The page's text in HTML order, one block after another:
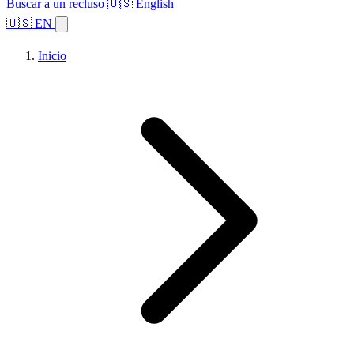
Buscar a un recluso 🇺🇸 English
🇺🇸 EN
Inicio